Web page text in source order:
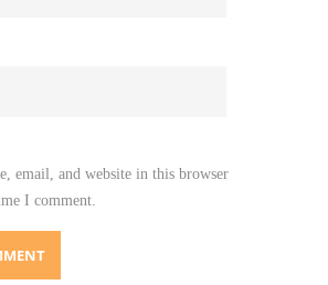
email, and website in this browser
I comment.